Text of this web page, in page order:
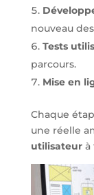
nouveau
Tests
parcours.
Mise en
Chaque
une réelle
utilisateurà